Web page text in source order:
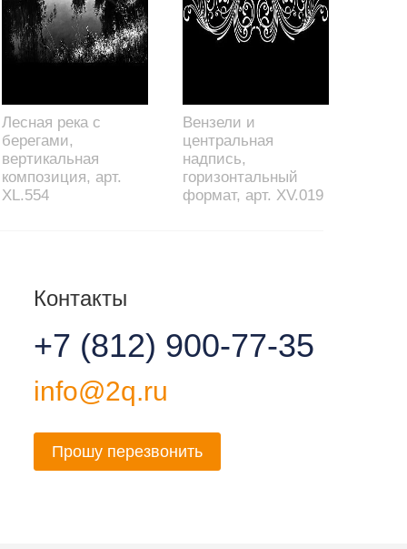
Лесная река с
берегами,
вертикальная
композиция, арт.
XL.554
Вензели и
центральная
надпись,
горизонтальный
формат, арт. XV.019
Контакты
+7 (812) 900-77-35
info@2q.ru
Прошу перезвонить